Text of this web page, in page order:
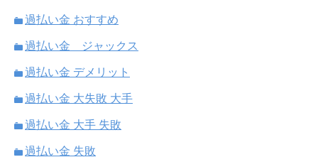
過払い金 おすすめ
過払い金 ジャックス
過払い金 デメリット
過払い金 大失敗 大手
過払い金 大手 失敗
過払い金 失敗